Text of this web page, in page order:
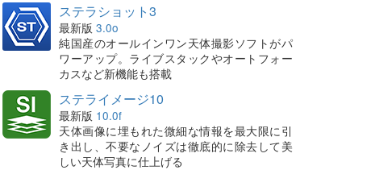
ステラショット3
最新版 3.0o
純国産のオールインワン天体撮影ソフトがパ
ワーアップ。ライブスタックやオートフォー
カスなど新機能も搭載
ステライメージ10
最新版 10.0f
天体画像に埋もれた微細な情報を最大限に引
き出し、不要なノイズは徹底的に除去して美
しい天体写真に仕上げる